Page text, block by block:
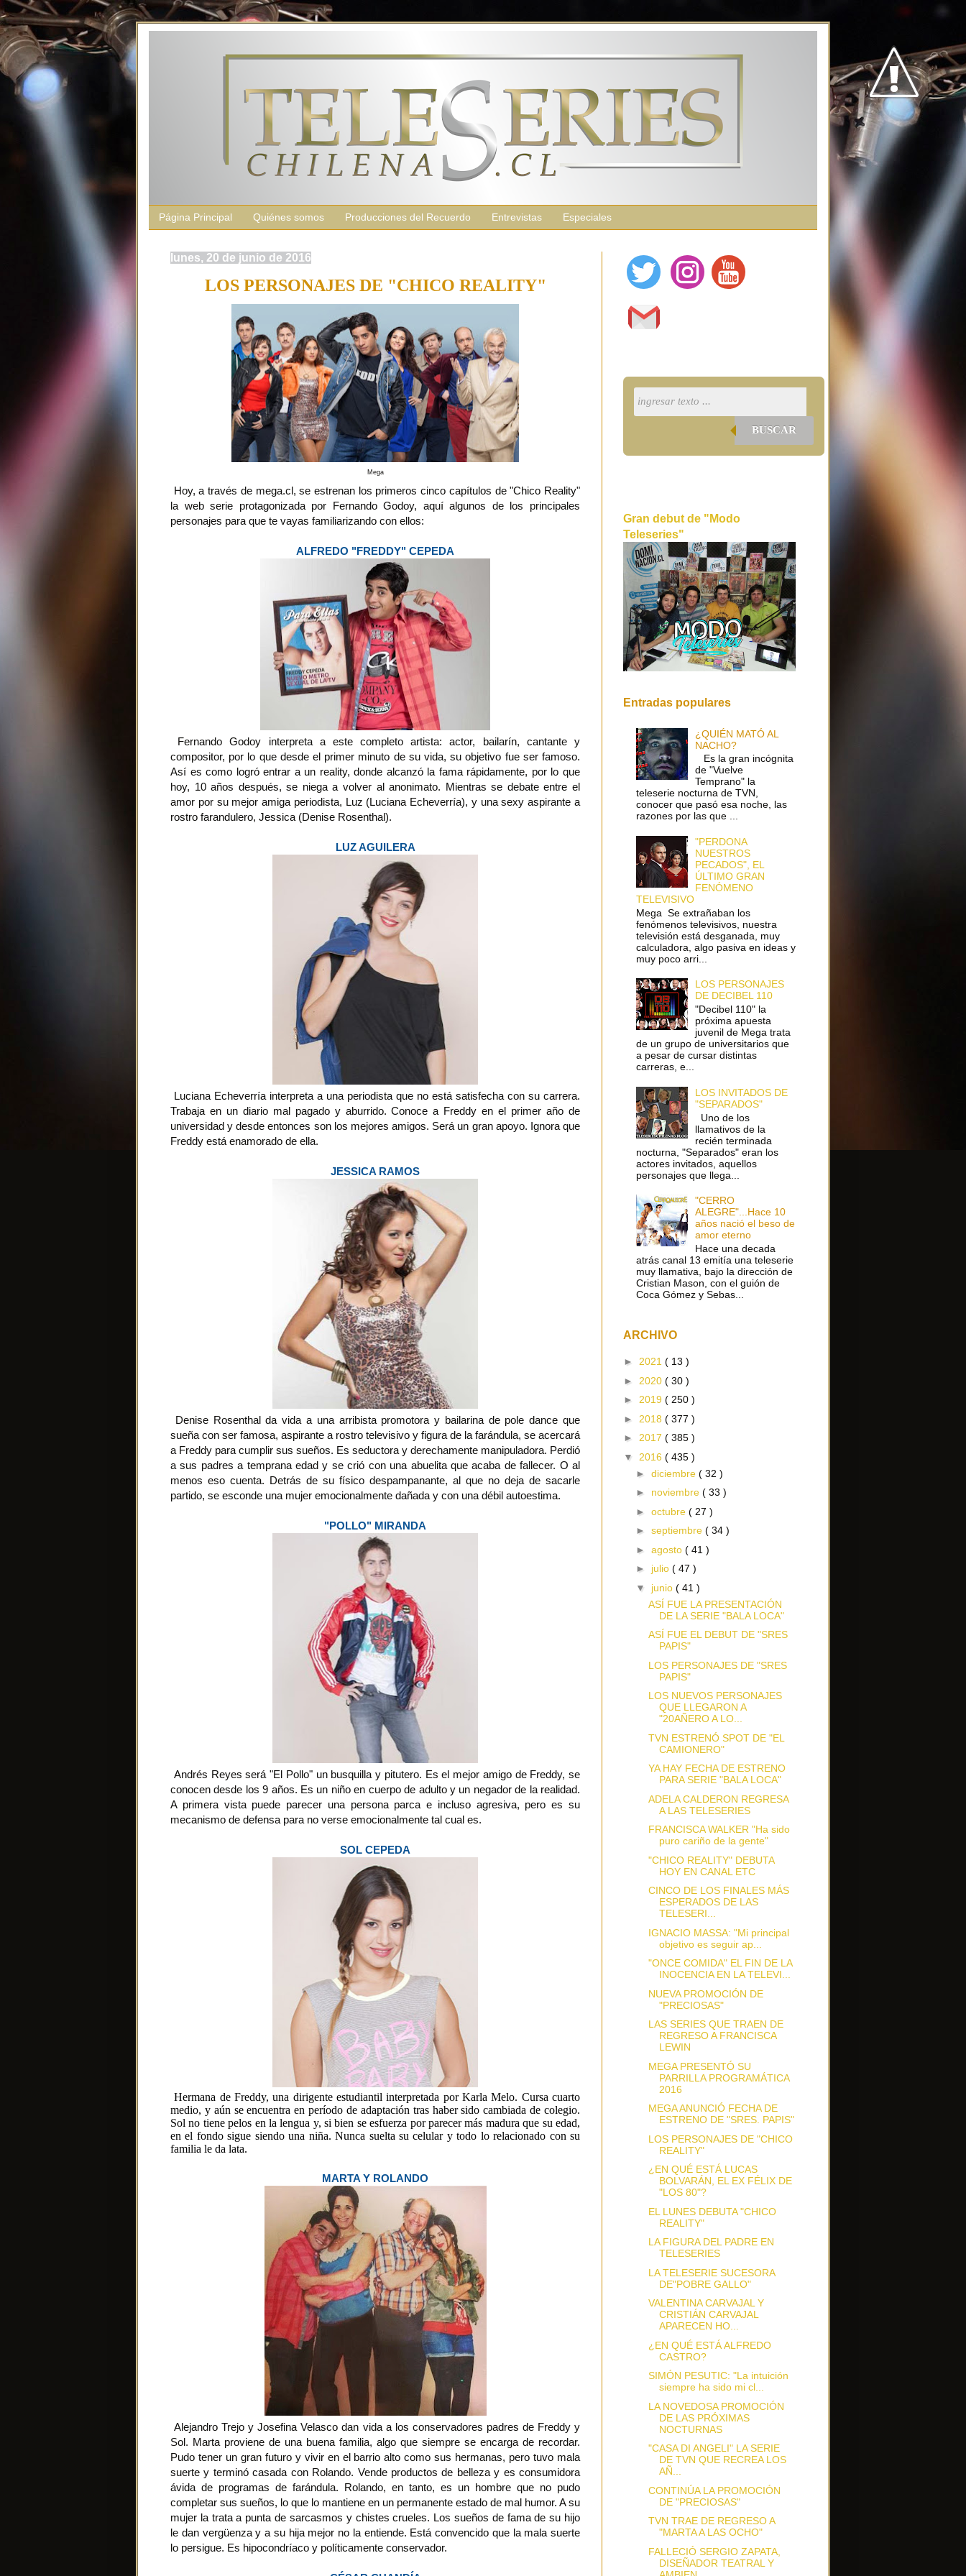
Página Principal Quiénes somos Producciones del Recuerdo Entrevistas Especiales
lunes, 20 de junio de 2016
LOS PERSONAJES DE "CHICO REALITY"
Mega
Hoy, a través de mega.cl, se estrenan los primeros cinco capítulos de "Chico Reality"
la web serie protagonizada por Fernando Godoy, aquí algunos de los principales
personajes para que te vayas familiarizando con ellos:
ALFREDO "FREDDY" CEPEDA
Fernando Godoy interpreta a este completo artista: actor, bailarín, cantante y
compositor, por lo que desde el primer minuto de su vida, su objetivo fue ser famoso.
Así es como logró entrar a un reality, donde alcanzó la fama rápidamente, por lo que
hoy, 10 años después, se niega a volver al anonimato. Mientras se debate entre el
amor por su mejor amiga periodista, Luz (Luciana Echeverría), y una sexy aspirante a
rostro farandulero, Jessica (Denise Rosenthal).
LUZ AGUILERA
Luciana Echeverría interpreta a una periodista que no está satisfecha con su carrera.
Trabaja en un diario mal pagado y aburrido. Conoce a Freddy en el primer año de
universidad y desde entonces son los mejores amigos. Será un gran apoyo. Ignora que
Freddy está enamorado de ella.
JESSICA RAMOS
Denise Rosenthal da vida a una arribista promotora y bailarina de pole dance que
sueña con ser famosa, aspirante a rostro televisivo y figura de la farándula, se acercará
a Freddy para cumplir sus sueños. Es seductora y derechamente manipuladora. Perdió
a sus padres a temprana edad y se crió con una abuelita que acaba de fallecer. O al
menos eso cuenta. Detrás de su físico despampanante, al que no deja de sacarle
partido, se esconde una mujer emocionalmente dañada y con una débil autoestima.
"POLLO" MIRANDA
Andrés Reyes será "El Pollo" un busquilla y pitutero. Es el mejor amigo de Freddy, se
conocen desde los 9 años. Es un niño en cuerpo de adulto y un negador de la realidad.
A primera vista puede parecer una persona parca e incluso agresiva, pero es su
mecanismo de defensa para no verse emocionalmente tal cual es.
SOL CEPEDA
Hermana de Freddy, una dirigente estudiantil interpretada por Karla Melo. Cursa cuarto
medio, y aún se encuentra en período de adaptación tras haber sido cambiada de colegio.
Sol no tiene pelos en la lengua y, si bien se esfuerza por parecer más madura que su edad,
en el fondo sigue siendo una niña. Nunca suelta su celular y todo lo relacionado con su
familia le da lata.
MARTA Y ROLANDO
Alejandro Trejo y Josefina Velasco dan vida a los conservadores padres de Freddy y
Sol. Marta proviene de una buena familia, algo que siempre se encarga de recordar.
Pudo tener un gran futuro y vivir en el barrio alto como sus hermanas, pero tuvo mala
suerte y terminó casada con Rolando. Vende productos de belleza y es consumidora
ávida de programas de farándula. Rolando, en tanto, es un hombre que no pudo
completar sus sueños, lo que lo mantiene en un permanente estado de mal humor. A su
mujer la trata a punta de sarcasmos y chistes crueles. Los sueños de fama de su hijo
le dan vergüenza y a su hija mejor no la entiende. Está convencido que la mala suerte
lo persigue. Es hipocondríaco y políticamente conservador.
BUSCAR
Gran debut de "Modo
Teleseries"
Entradas populares
¿QUIÉN MATÓ AL
NACHO?
Es la gran incógnita
de "Vuelve
Temprano" la
teleserie nocturna de TVN,
conocer que pasó esa noche, las
razones por las que ...
"PERDONA
NUESTROS
PECADOS", EL
ÚLTIMO GRAN
FENÓMENO
TELEVISIVO
Mega Se extrañaban los
fenómenos televisivos, nuestra
televisión está desganada, muy
calculadora, algo pasiva en ideas y
muy poco arri...
LOS PERSONAJES
DE DECIBEL 110
"Decibel 110" la
próxima apuesta
juvenil de Mega trata
de un grupo de universitarios que
a pesar de cursar distintas
carreras, e...
LOS INVITADOS DE
"SEPARADOS"
Uno de los
llamativos de la
recién terminada
nocturna, "Separados" eran los
actores invitados, aquellos
personajes que llega...
"CERRO
ALEGRE"...Hace 10
años nació el beso de
amor eterno
Hace una decada
atrás canal 13 emitía una teleserie
muy llamativa, bajo la dirección de
Cristian Mason, con el guión de
Coca Gómez y Sebas...
ARCHIVO
► 2021 ( 13 )
► 2020 ( 30 )
► 2019 ( 250 )
► 2018 ( 377 )
► 2017 ( 385 )
▼ 2016 ( 435 )
► diciembre ( 32 )
► noviembre ( 33 )
► octubre ( 27 )
► septiembre ( 34 )
► agosto ( 41 )
► julio ( 47 )
▼ junio ( 41 )
ASÍ FUE LA PRESENTACIÓN
DE LA SERIE "BALA LOCA"
ASÍ FUE EL DEBUT DE "SRES
PAPIS"
LOS PERSONAJES DE "SRES
PAPIS"
LOS NUEVOS PERSONAJES
QUE LLEGARON A
"20AÑERO A LO...
TVN ESTRENÓ SPOT DE "EL
CAMIONERO"
YA HAY FECHA DE ESTRENO
PARA SERIE "BALA LOCA"
ADELA CALDERON REGRESA
A LAS TELESERIES
FRANCISCA WALKER "Ha sido
puro cariño de la gente"
"CHICO REALITY" DEBUTA
HOY EN CANAL ETC
CINCO DE LOS FINALES MÁS
ESPERADOS DE LAS
TELESERI...
IGNACIO MASSA: "Mi principal
objetivo es seguir ap...
"ONCE COMIDA" EL FIN DE LA
INOCENCIA EN LA TELEVI...
NUEVA PROMOCIÓN DE
"PRECIOSAS"
LAS SERIES QUE TRAEN DE
REGRESO A FRANCISCA
LEWIN
MEGA PRESENTÓ SU
PARRILLA PROGRAMÁTICA
2016
MEGA ANUNCIÓ FECHA DE
ESTRENO DE "SRES. PAPIS"
LOS PERSONAJES DE "CHICO
REALITY"
¿EN QUÉ ESTÁ LUCAS
BOLVARÁN, EL EX FÉLIX DE
"LOS 80"?
EL LUNES DEBUTA "CHICO
REALITY"
LA FIGURA DEL PADRE EN
TELESERIES
LA TELESERIE SUCESORA
DE"POBRE GALLO"
VALENTINA CARVAJAL Y
CRISTIÁN CARVAJAL
APARECEN HO...
¿EN QUÉ ESTÁ ALFREDO
CASTRO?
SIMÓN PESUTIC: "La intuición
siempre ha sido mi cl...
LA NOVEDOSA PROMOCIÓN
DE LAS PRÓXIMAS
NOCTURNAS
"CASA DI ANGELI" LA SERIE
DE TVN QUE RECREA LOS
AÑ...
CONTINÚA LA PROMOCIÓN
DE "PRECIOSAS"
TVN TRAE DE REGRESO A
"MARTA A LAS OCHO"
FALLECIÓ SERGIO ZAPATA,
DISEÑADOR TEATRAL Y